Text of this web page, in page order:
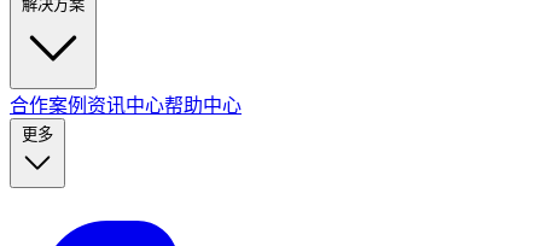
合作案例 资讯中心帮助中心